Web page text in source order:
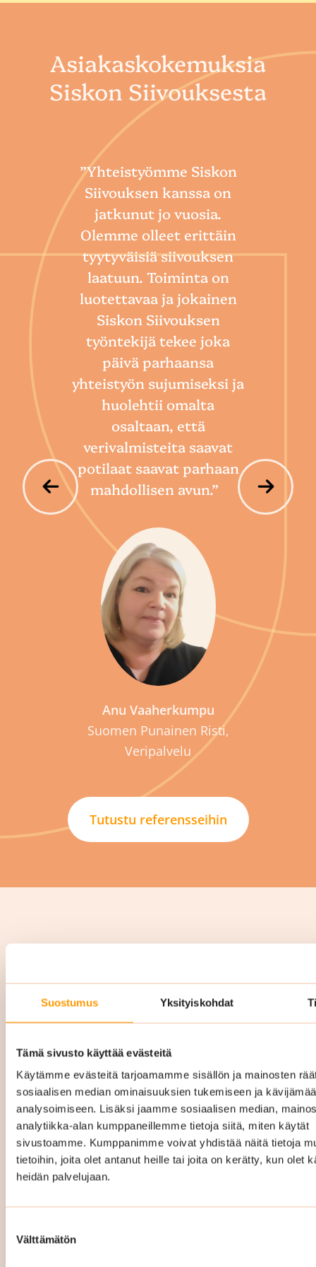
Suostumus Yksityiskohdat
Tämä sivusto käyttää evästeitä
Käytämme evästeitä tarjoamamme sisällön ja mainosten
sosiaalisen median ominaisuuksien tukemiseen ja
analysoimiseen. Lisäksi jaamme sosiaalisen median,
analytiikka-alan kumppaneillemme tietoja siitä, miten käytät
sivustoamme. Kumppanimme voivat yhdistää näitä tietoja
tietoihin, joita olet antanut heille tai joita on kerätty, kun olet
heidän palvelujaan.
valinta
Välttämätön
Asiakaskokemuksia
Siskon Siivouksesta
”Yhteistyömme Siskon
Siivouksen kanssa on
jatkunut jo vuosia.
Olemme olleet erittäin
tyytyväisiä siivouksen
laatuun. Toiminta on
luotettavaa ja jokainen
Siskon Siivouksen
työntekijä tekee joka
päivä parhaansa
yhteistyön sujumiseksi ja
huolehtii omalta
osaltaan, että
verivalmisteita saavat
potilaat saavat parhaan
mahdollisen avun.”
Anu Vaaherkumpu
Suomen Punainen Risti,
Veripalvelu
Tutustu referensseihin
Yrityssiivous Mäntsälä
hinta
Yrityssiivouksen hinta Mäntsälässä vaihtelee
riippuen mm. siivottavan kohteen pinta-alasta,
siivouskertojen määrästä ja millainen
palvelukokonaisuus teille räätälöidään. Hintaan
sisältyy kaikki tarvittavat siivousvälineet ja -
aineet.
Räätälöimme täysin teidän tarpeitanne ja
puhtauspalvelukokonaisuuden ja hinta